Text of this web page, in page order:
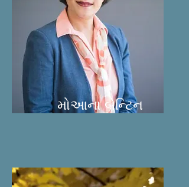
મોઆના બેન્ટિન